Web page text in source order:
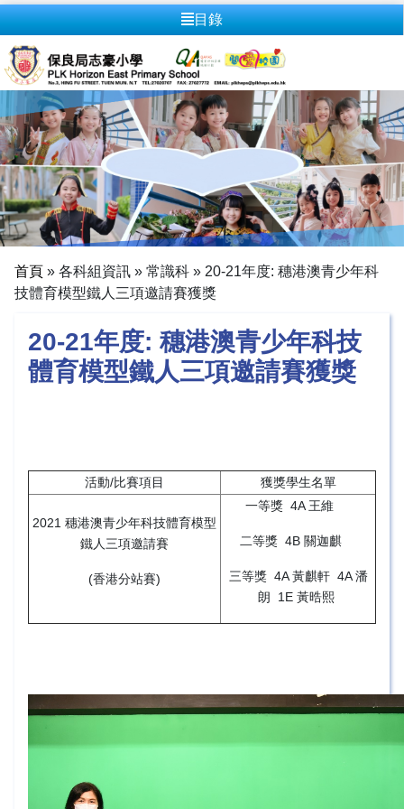
目錄
首頁 » 各科組資訊 » 常識科 » 20-21年度: 穗港澳青少年科
技體育模型鐵人三項邀請賽獲獎
20-21年度: 穗港澳青少年科技
體育模型鐵人三項邀請賽獲獎
活動/比賽項目 獲獎學生名單
2021 穗港澳青少年科技體育模型
鐵人三項邀請賽
(香港分站賽)
一等獎 4A 王維
二等獎 4B 關迦麒
三等獎 4A 黃麒軒 4A 潘
朗 1E 黃晧熙